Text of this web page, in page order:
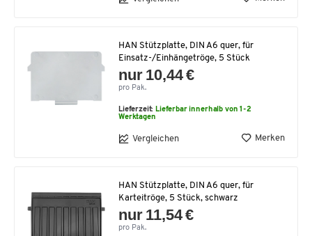
HAN Stützplatte, DIN A6 quer, für
Einsatz-/Einhängetröge, 5 Stück
nur 10,44 €
pro Pak.
Lieferzeit: Lieferbar innerhalb von 1-2
Werktagen
Vergleichen Merken
HAN Stützplatte, DIN A6 quer, für
Karteitröge, 5 Stück, schwarz
nur 11,54 €
pro Pak.